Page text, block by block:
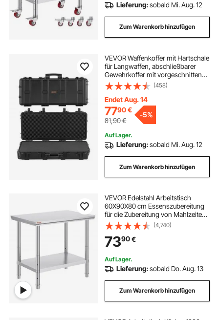
arbeitstisch für gewächshaus
gewächshaus arbeitstisch
arbeitstisch gastro arbeitstisch werkbank
werkbank arbeitstisch werkstatttisch
Lieferung:sobald Mi. Aug. 12
Zum Warenkorb hinzufügen
VEVOR Waffenkoffer mit Hartschale
für Langwaffen, abschließbarer
Gewehrkoffer mit vorgeschnittenen
Schaumstoffen, Langwaffenkoffer
Waffenaufbewahrung rollbar IP67
wasserfest, 97,8 x 42 x 17,3 cm
Schwarz
(458)
Endet Aug. 14
7790€
81,90€
-5%
Auf Lager.
Lieferung:sobald Mi. Aug. 12
Zum Warenkorb hinzufügen
VEVOR Edelstahl Arbeitstisch
60X90X80 cm Essenszubereitung
für die Zubereitung von Mahlzeiten,
Nähen, Waschen, Basteln,
Garagennutzung usw.
(4,740)
7390€
Auf Lager.
Lieferung:sobald Do. Aug. 13
Zum Warenkorb hinzufügen